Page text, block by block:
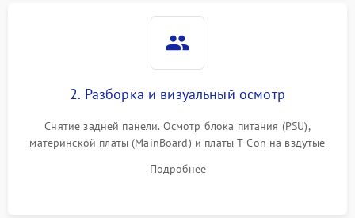
2. Разборка и визуальный осмотр
Снятие задней панели. Осмотр блока питания (PSU),
материнской платы (MainBoard) и платы T-Con на вздутые
Проверка надежности фиксации и целостности шлейфов.
Подробнее